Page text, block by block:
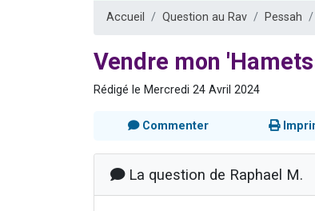
Accueil Question au Rav Pessah
Vendre mon
Rédigé le Mercredi 24 Avril 2024
Commenter
La question de Raphael M.